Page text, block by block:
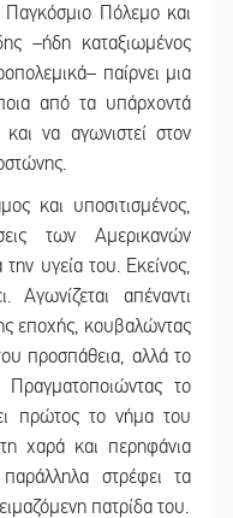
Πόλεμο και
–ήδη καταξιωμένος
παίρνει μια
από τα υπάρχοντά
να αγωνιστεί στον
και υποσιτισμένος,
των Αμερικανών
υγεία του. Εκείνος,
Αγωνίζεται απέναντι
εποχής, κουβαλώντας
προσπάθεια, αλλά το
το
πρώτος το νήμα του
χαρά και περηφάνια
στρέφει τα
πατρίδα του.